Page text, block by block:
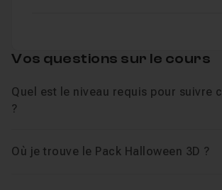
Vos questions sur le cours
Quel est le niveau requis pour suivre
?
Où je trouve le Pack Halloween 3D ?